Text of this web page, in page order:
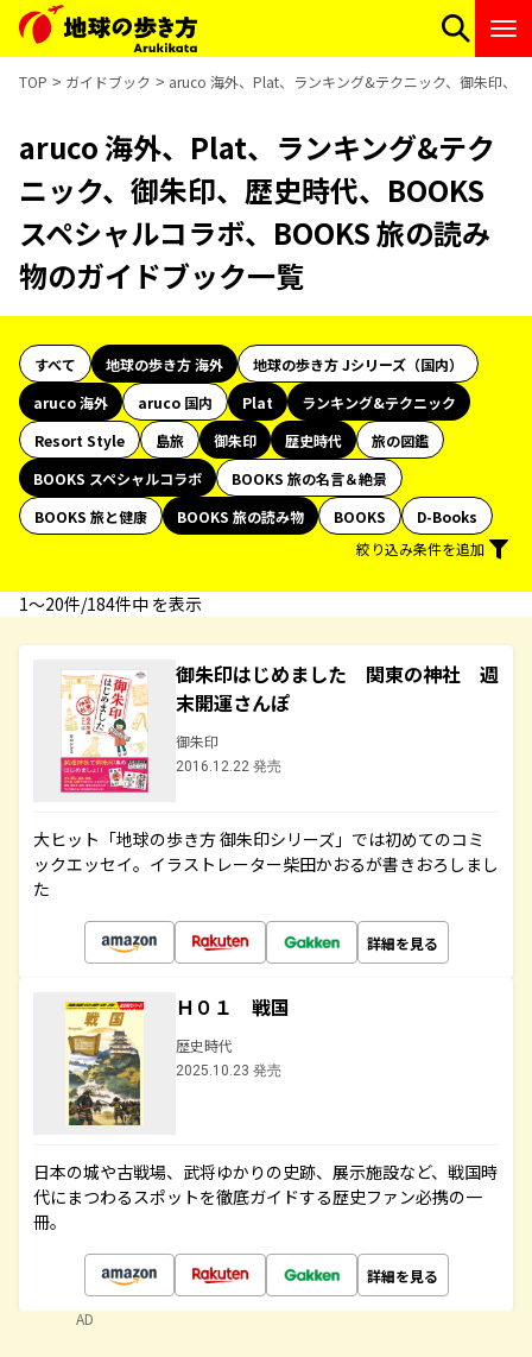
TOP ガイドブック aruco 海外、Plat、ランキング&テクニック、御朱印、
aruco 海外、Plat、ランキング&テク
ニック、御朱印、歴史時代、BOOKS
スペシャルコラボ、BOOKS 旅の読み
物のガイドブック一覧
すべて 地球の歩き方 海外
地球の歩き方 Jシリーズ（国内）
aruco 海外
aruco 国内 Plat
ランキング&テクニック
Resort Style
島旅 御朱印 歴史時代
旅の図鑑
BOOKS スペシャルコラボ
BOOKS 旅の名言＆絶景
BOOKS 旅と健康
BOOKS 旅の読み物 BOOKS
D-Books
絞り込み条件を追加
1〜20件/184件中 を表示
御朱印はじめました 関東の神社 週
末開運さんぽ
御朱印
2016.12.22 発売
大ヒット「地球の歩き方 御朱印シリーズ」では初めてのコミ
ックエッセイ。イラストレーター柴田かおるが書きおろしまし
た
詳細を見る
Ｈ０１ 戦国
歴史時代
2025.10.23 発売
日本の城や古戦場、武将ゆかりの史跡、展示施設など、戦国時
代にまつわるスポットを徹底ガイドする歴史ファン必携の一
冊。
詳細を見る
AD